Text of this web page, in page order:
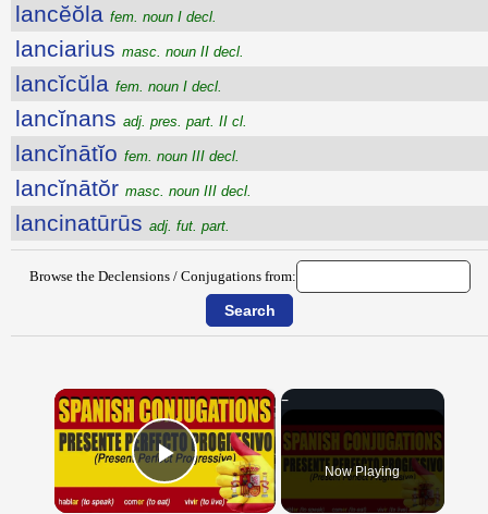
lancĕŏla fem. noun I decl.
lanciarius masc. noun II decl.
lancĭcŭla fem. noun I decl.
lancĭnans adj. pres. part. II cl.
lancĭnātĭo fem. noun III decl.
lancĭnātŏr masc. noun III decl.
lancinatūrūs adj. fut. part.
Browse the Declensions / Conjugations from:
×
Play Video Now Playing